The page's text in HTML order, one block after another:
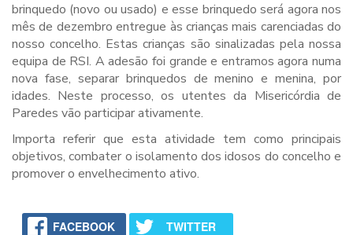
brinquedo (novo ou usado) e esse brinquedo será agora nos
mês de dezembro entregue às crianças mais carenciadas do
nosso concelho. Estas crianças são sinalizadas pela nossa
equipa de RSI. A adesão foi grande e entramos agora numa
nova fase, separar brinquedos de menino e menina, por
idades. Neste processo, os utentes da Misericórdia de
Paredes vão participar ativamente.
Importa referir que esta atividade tem como principais
objetivos, combater o isolamento dos idosos do concelho e
promover o envelhecimento ativo.
FACEBOOK
TWITTER